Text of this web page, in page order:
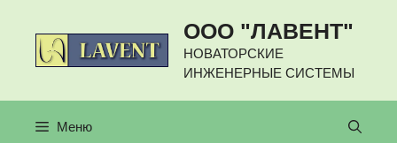
содержимому
ООО "ЛАВЕНТ"
НОВАТОРСКИЕ
ИНЖЕНЕРНЫЕ СИСТЕМЫ
Меню